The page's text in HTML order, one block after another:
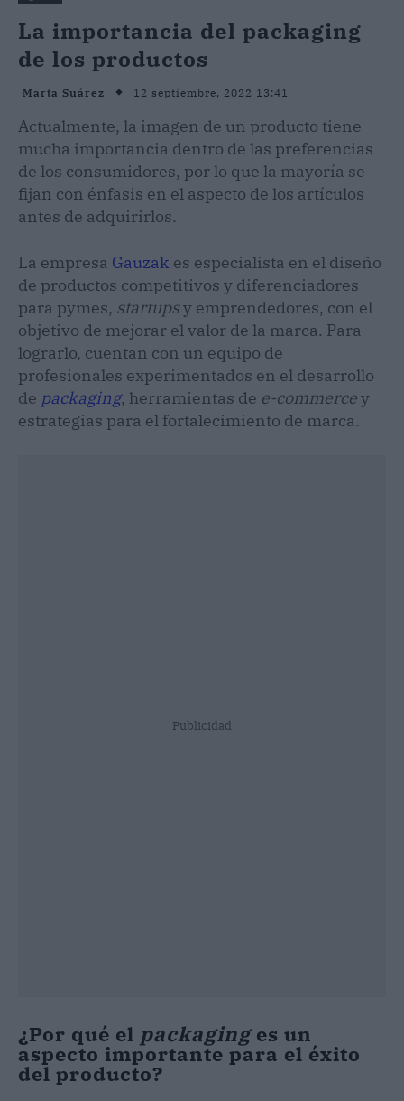
La importancia del packaging
de los productos
Marta Suárez 12 septiembre, 2022 13:41
Actualmente, la imagen de un producto tiene
mucha importancia dentro de las preferencias
de los consumidores, por lo que la mayoría se
fijan con énfasis en el aspecto de los artículos
antes de adquirirlos.
La empresa Gauzak es especialista en el diseño
de productos competitivos y diferenciadores
para pymes, startupsy emprendedores, con el
objetivo de mejorar el valor de la marca. Para
lograrlo, cuentan con un equipo de
profesionales experimentados en el desarrollo
de packaging, herramientas de e-commercey
estrategias para el fortalecimiento de marca.
Publicidad
¿Por qué el packaginges un
aspecto importante para el éxito
del producto?